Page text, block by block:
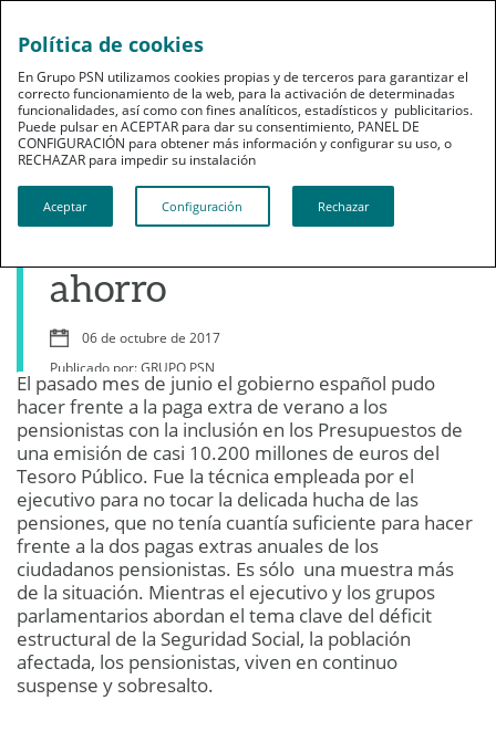
Ahorro
Cómo y cuándo
ahorro
06 de octubre de 2017
Publicado por: GRUPO PSN
El pasado mes de junio el gobierno español pudo
hacer frente a la paga extra de verano a los
pensionistas con la inclusión en los Presupuestos de
una emisión de casi 10.200 millones de euros del
Tesoro Público. Fue la técnica empleada por el
ejecutivo para no tocar la delicada hucha de las
pensiones, que no tenía cuantía suficiente para hacer
frente a la dos pagas extras anuales de los
ciudadanos pensionistas. Es sólo una muestra más
de la situación. Mientras el ejecutivo y los grupos
parlamentarios abordan el tema clave del déficit
estructural de la Seguridad Social, la población
afectada, los pensionistas, viven en continuo
suspense y sobresalto.
Política de cookies
En Grupo PSN utilizamos cookies propias y de terceros para garantizar el
correcto funcionamiento de la web, para la activación de determinadas
funcionalidades, así como con fines analíticos, estadísticos y publicitarios.
Puede pulsar en ACEPTAR para dar su consentimiento, PANEL DE
CONFIGURACIÓN para obtener más información y configurar su uso, o
RECHAZAR para impedir su instalación​​​​​​​
Aceptar Configuración Rechazar